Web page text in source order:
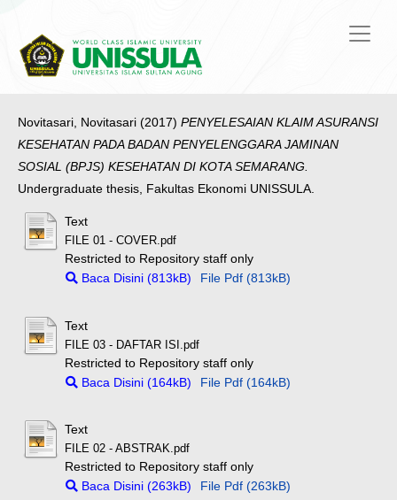
Novitasari, Novitasari (2017) PENYELESAIAN KLAIM ASURANSI
KESEHATAN PADA BADAN PENYELENGGARA JAMINAN
SOSIAL (BPJS) KESEHATAN DI KOTA SEMARANG.
Undergraduate thesis, Fakultas Ekonomi UNISSULA.
Text
FILE 01 - COVER.pdf
Restricted to Repository staff only
Baca Disini (813kB)
File Pdf (813kB)
Text
FILE 03 - DAFTAR ISI.pdf
Restricted to Repository staff only
Baca Disini (164kB)
File Pdf (164kB)
Text
FILE 02 - ABSTRAK.pdf
Restricted to Repository staff only
Baca Disini (263kB)
File Pdf (263kB)